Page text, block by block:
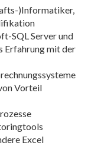
)Informatiker,
SQL Server und
Erfahrung mit der
Vorteil
Excel